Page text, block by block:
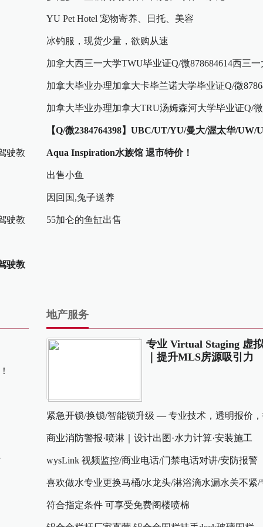
驶教
驶教
驶教
YU Pet Hotel 宠物寄养、日托、美容
冰钓服，现货少量，欲购从速
加拿大西三一大学TWU毕业证Q/微878684614西三
绩单
加拿大毕业办理加拿大卡毕兰诺大学毕业证Q/微
兰诺大学成绩单 Capilano
加拿大毕业办理加拿大TRU汤姆森河大学毕业证Q/微
878684614TRU汤姆森河大学成绩单 Tho
【Q/微2384764398】UBC/UT/YU/曼大/渥太华/UW/
Diploma
Aqua Inspiration水族馆 退市特价！
出售小鱼
因回国,兔子送养
55加仑的鱼缸出售
地产服务
专业 Virtual Staging 虚
｜提升MLS房源吸引力
紧急开锁/换锁/智能锁升级 — 专业技术，透明报价
商业消防警报·喷淋｜设计出图·水力计算·安装施工
wysLink 视频监控/商业电话/门禁电话对讲/安防报警
喜欢做水专业更换马桶/水龙头/淋浴滴水漏水关不紧/
彻底解决厨房堵塞！
符合指定条件 可享受免费阁楼喷棉